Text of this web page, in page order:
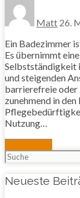
Matt 26.
Ein Badezimmer
Es übernimmt
Selbstständigkeit
und steigenden
barrierefreie
zunehmend in
Nutzung…
Suchen
nach:
Neueste